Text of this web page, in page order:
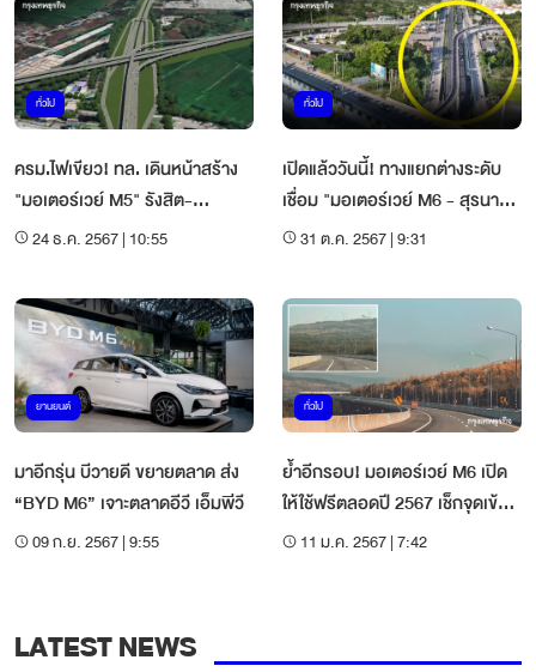
ทั่วไป
ครม.ไฟเขียว! ทล. เดินหน้าสร้าง
"มอเตอร์เวย์ M5" รังสิต-
บางปะอิน 3.1 หมื่นล้าน
24 ธ.ค. 2567 | 10:55
ทั่วไป
เปิดแล้ววันนี้! ทางแยกต่างระดับ
เชื่อม "มอเตอร์เวย์ M6 - สุรนารี
2"31 ต.ค. 2567 | 9:31
ยานยนต์
มาอีกรุ่น บีวายดี ขยายตลาด ส่ง
“BYD M6” เจาะตลาดอีวี เอ็มพีวี
09 ก.ย. 2567 | 9:55
ทั่วไป
ย้ำอีกรอบ! มอเตอร์เวย์ M6 เปิด
ให้ใช้ฟรีตลอดปี 2567 เช็กจุดเข้า-
ออกได้ที่นี่
11 ม.ค. 2567 | 7:42
LATEST NEWS